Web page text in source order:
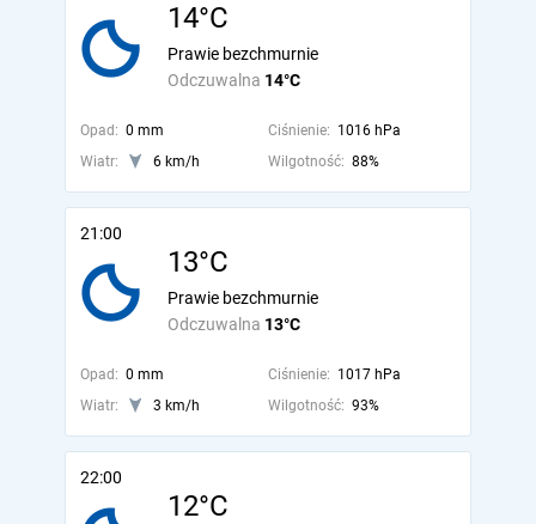
14°C
Odczuwalna 14°C
Prawie bezchmurnie
Opad: 0 mm Ciśnienie: 1016 hPa
Wiatr:
6 km/h Wilgotność: 88%
21:00
13°C
Odczuwalna 13°C
Prawie bezchmurnie
Opad: 0 mm Ciśnienie: 1017 hPa
Wiatr:
3 km/h Wilgotność: 93%
22:00
12°C